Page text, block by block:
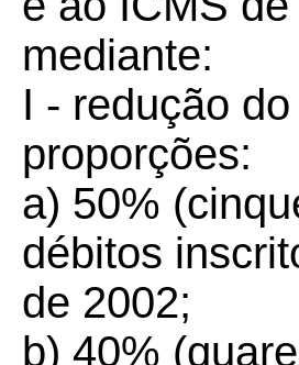
mediante:
I - redução
proporções:
a) 50%
débitos
de 2002;
b) 40%